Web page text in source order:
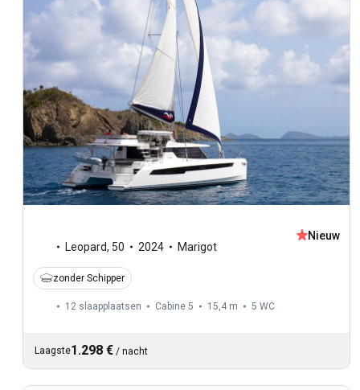
Leopard, 50 2024 Marigot
Nieuw
zonder Schipper
12 slaapplaatsen Cabine 5 15,4 m 5 WC
Laagste1.298 € / nacht